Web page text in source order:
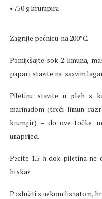
• 750 g krumpira
Zagrijte pećnicu na 200°C.
Pomiješajte sok 2 limuna,
papar i stavite na sasvim
Piletinu stavite u pleh s
marinadom (treći limun
krumpir) – do ove točke
unaprijed.
Pecite 1.5 h dok piletina ne
hrskav
Poslužiti s nekom lisnatom,